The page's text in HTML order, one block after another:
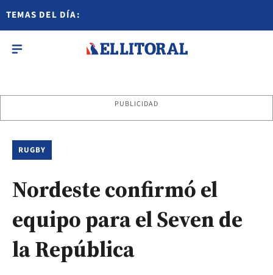
TEMAS DEL DÍA:
PUBLICIDAD
RUGBY
Nordeste confirmó el
equipo para el Seven de
la República